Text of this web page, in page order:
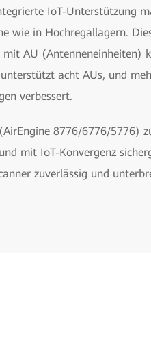
IoT-Unterstützung
wie in Hochregallagern.
AU (Antenneneinheiten)
acht AUs, und
verbessert.
8776/6776/5776)
mit IoT-Konvergenz
zuverlässig und